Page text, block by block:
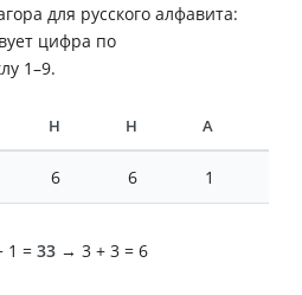
для русского алфавита:
цифра по
1–9.
Н Н А
6 6 1
1 = 33 → 3 + 3 = 6